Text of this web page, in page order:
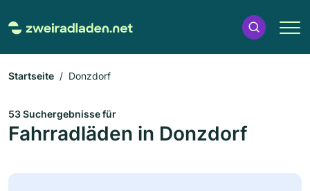
Startseite Donzdorf
53 Suchergebnisse für
Fahrradläden in Donzdorf